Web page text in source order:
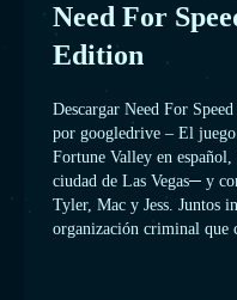
Need For
Edition
Descargar Need For
por googledrive – El
Fortune Valley en
ciudad de Las Vegas─ y
Tyler, Mac y Jess. Juntos
organización criminal que